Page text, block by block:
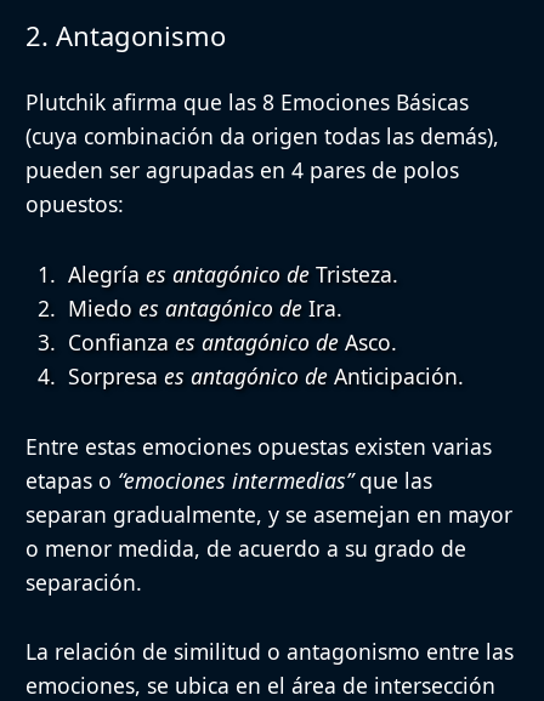
2. Antagonismo
Plutchik afirma que las 8 Emociones Básicas
(cuya combinación da origen todas las demás),
pueden ser agrupadas en 4 pares de polos
opuestos:
Alegría es antagónico de Tristeza.
Miedo es antagónico de Ira.
Confianza es antagónico de Asco.
Sorpresa es antagónico de Anticipación.
Entre estas emociones opuestas existen varias
etapas o “emociones intermedias”que las
separan gradualmente, y se asemejan en mayor
o menor medida, de acuerdo a su grado de
separación.
La relación de similitud o antagonismo entre las
emociones, se ubica en el área de intersección